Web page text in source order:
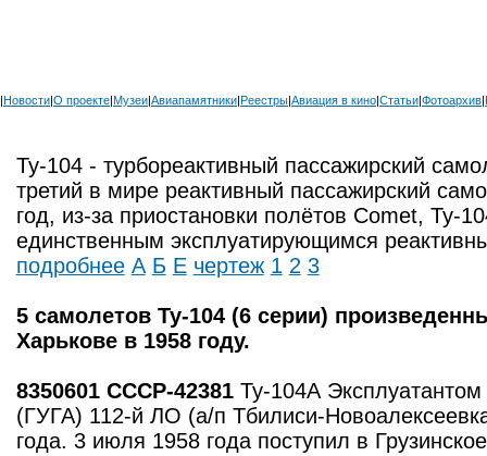
|Новости|О проекте|Музеи|Авиапамятники|Реестры|Авиация в кино|Статьи|Фотоархив|
Ту-104 - турбореактивный пассажирский
третий в мире реактивный пассажирский
год, из-за приостановки полётов Comet, Ту-
единственным эксплуатирующимся
подробнее А Б Е чертеж 1 2 3
5 самолетов Ту-104 (6 серии)
Харькове в 1958 году.
8350601 СССР-42381Ту-104А Эксплуатантом
(ГУГА) 112-й ЛО (а/п Тбилиси-
года. 3 июля 1958 года поступил в